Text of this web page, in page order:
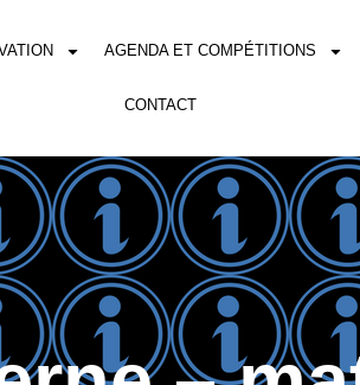
AGENDA ET COMPÉTITIONS
CONTACT